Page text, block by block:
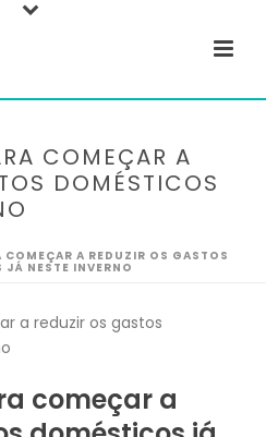
COMEÇAR A
DOMÉSTICOS
A REDUZIR OS GASTOS
JÁ NESTE INVERNO
começar a